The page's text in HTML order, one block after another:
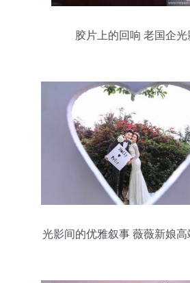
胶片上的回响 老国企
光影间的优雅叙事 薇薇新娘